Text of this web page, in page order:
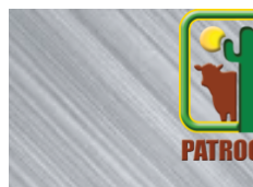
Saltar
al
contenido